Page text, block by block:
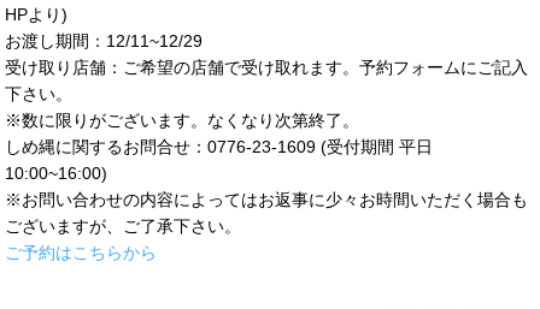
HPより)
お渡し期間：12/11~12/29
受け取り店舗：ご希望の店舗で受け取れます。予約フォームにご記入
下さい。
※数に限りがございます。なくなり次第終了。
しめ縄に関するお問合せ：0776-23-1609 (受付期間 平日
10:00~16:00)
※お問い合わせの内容によってはお返事に少々お時間いただく場合も
ございますが、ご了承下さい。
ご予約はこちらから